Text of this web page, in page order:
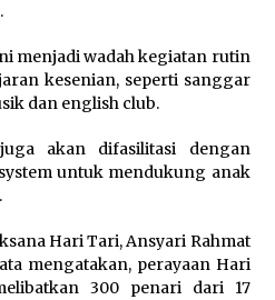
menjadi wadah kegiatan rutin
kesenian, seperti sanggar
dan english club.
akan difasilitasi dengan
untuk mendukung anak
Hari Tari, Ansyari Rahmat
mengatakan, perayaan Hari
300 penari dari 17